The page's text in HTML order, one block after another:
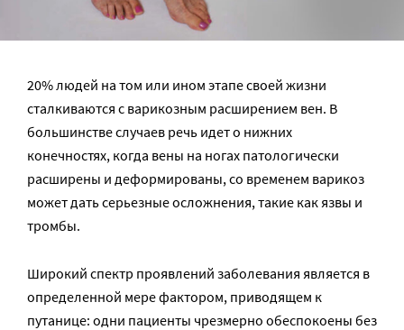
20% людей на том или ином этапе своей жизни
сталкиваются с варикозным расширением вен. В
большинстве случаев речь идет о нижних
конечностях, когда вены на ногах патологически
расширены и деформированы, со временем варикоз
может дать серьезные осложнения, такие как язвы и
тромбы.
Широкий спектр проявлений заболевания является в
определенной мере фактором, приводящем к
путанице: одни пациенты чрезмерно обеспокоены без